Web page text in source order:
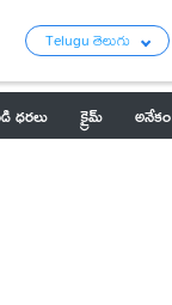
Telugu తెలుగు
ధరలు క్రైమ్
అనేకం